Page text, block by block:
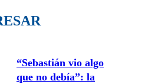
“Sebastián vio algo
que no debía”: la